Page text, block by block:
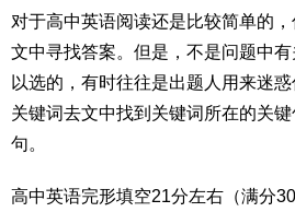
对于高中英语阅读还是比较简单的
文中寻找答案。但是，不是问题中
以选的，有时往往是出题人用来迷
关键词去文中找到关键词所在的关
句。
高中英语完形填空21分左右（满分